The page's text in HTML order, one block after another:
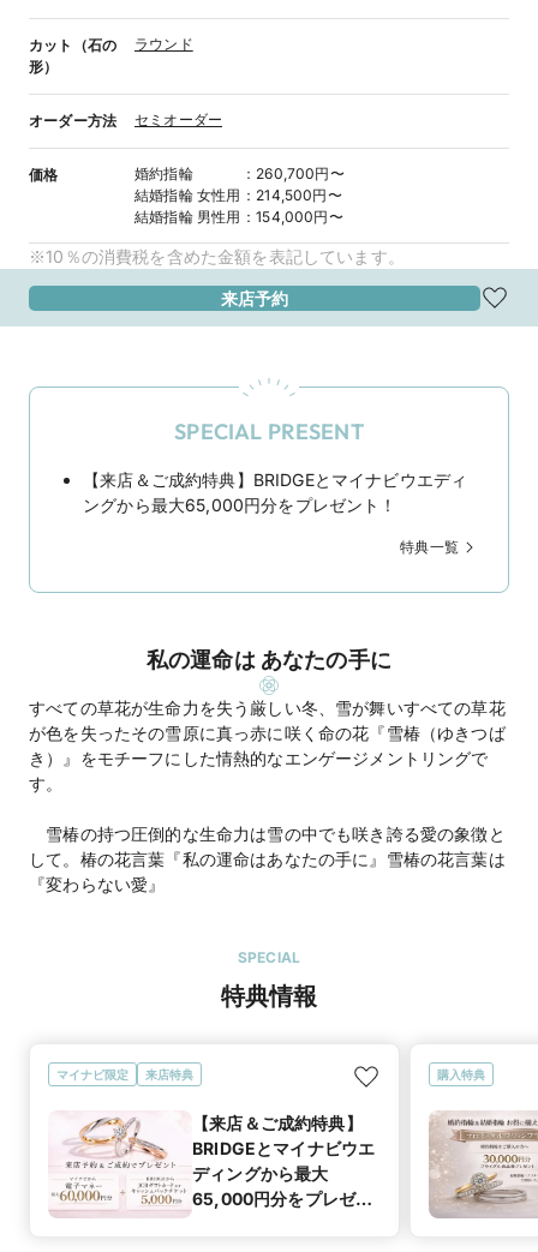
カット（石の
形）
ラウンド
オーダー方法 セミオーダー
価格 婚約指輪 ： 260,700円〜
結婚指輪 女性用 ： 214,500円〜
結婚指輪 男性用 ：154,000円〜
※10％の消費税を含めた金額を表記しています。
来店予約
SPECIAL PRESENT
【来店＆ご成約特典】BRIDGEとマイナビウエディ
ングから最大65,000円分をプレゼント！
特典一覧
私の運命は あなたの手に
すべての草花が生命力を失う厳しい冬、雪が舞いすべての草花
が色を失ったその雪原に真っ赤に咲く命の花『雪椿（ゆきつば
き）』をモチーフにした情熱的なエンゲージメントリングで
す。
雪椿の持つ圧倒的な生命力は雪の中でも咲き誇る愛の象徴と
して。椿の花言葉『私の運命はあなたの手に』雪椿の花言葉は
SPECIAL
特典情報
マイナビ限定 来店特典
【来店＆ご成約特典】
BRIDGEとマイナビウエ
ディングから最大
65,000円分をプレゼン
購入特典